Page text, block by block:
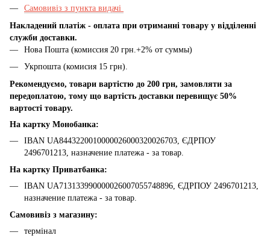
Самовивіз з пункта видачі
Накладений платіж - оплата при отриманні товару у відділенні
служби доставки.
Нова Пошта (комиссия 20 грн.+2% от суммы)
Укрпошта (комисия 15 грн).
Рекомендуємо, товари вартістю до 200 грн, замовляти за
передоплатою, тому що вартість доставки перевищує 50%
вартості товару.
На картку Монобанка:
IBAN UA8443220010000026000320026703, ЄДРПОУ
2496701213, назначение платежа - за товар.
На картку Приватбанка:
IBAN UA713133990000026007055748896, ЄДРПОУ 2496701213,
назначение платежа - за товар.
Самовивіз з магазину:
термінал